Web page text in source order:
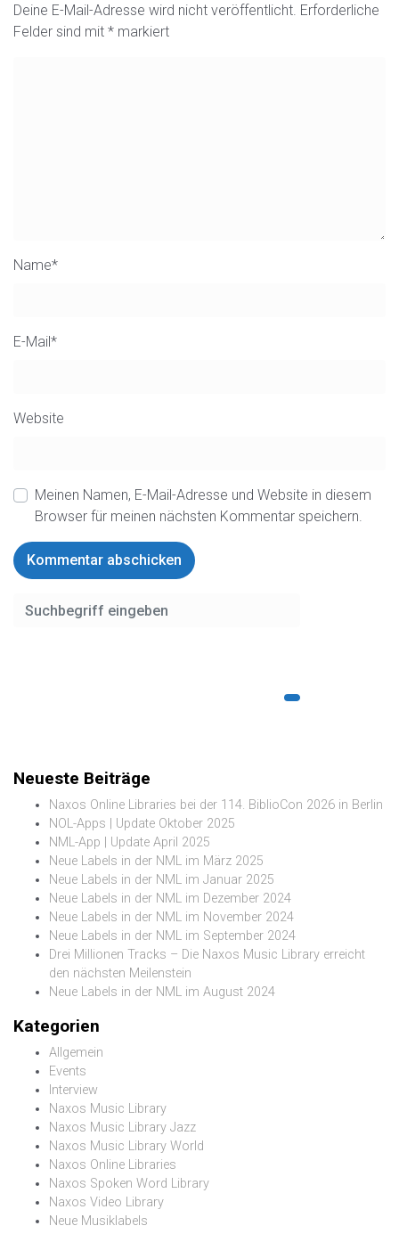
Deine E-Mail-Adresse wird nicht veröffentlicht. Erforderliche
Felder sind mit * markiert
Name*
E-Mail*
Website
Meinen Namen, E-Mail-Adresse und Website in diesem
Browser für meinen nächsten Kommentar speichern.
Neueste Beiträge
Naxos Online Libraries bei der 114. BiblioCon 2026 in Berlin
NOL-Apps | Update Oktober 2025
NML-App | Update April 2025
Neue Labels in der NML im März 2025
Neue Labels in der NML im Januar 2025
Neue Labels in der NML im Dezember 2024
Neue Labels in der NML im November 2024
Neue Labels in der NML im September 2024
Drei Millionen Tracks – Die Naxos Music Library erreicht
den nächsten Meilenstein
Neue Labels in der NML im August 2024
Kategorien
Allgemein
Events
Interview
Naxos Music Library
Naxos Music Library Jazz
Naxos Music Library World
Naxos Online Libraries
Naxos Spoken Word Library
Naxos Video Library
Neue Musiklabels